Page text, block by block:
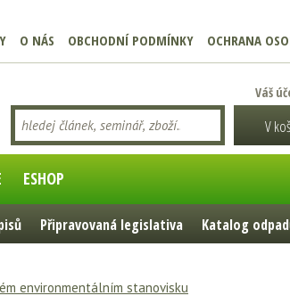
O NÁS OBCHODNÍ PODMÍNKY OCHRANA
Váš
V
ESHOP
Připravovaná legislativa Katalog
environmentálním stanovisku